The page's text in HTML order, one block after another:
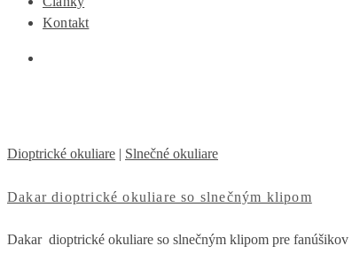
Kontakt
Dioptrické okuliare | Slnečné okuliare
Dakar dioptrické okuliare so slnečným klipom
Dakar dioptrické okuliare so slnečným klipom pre